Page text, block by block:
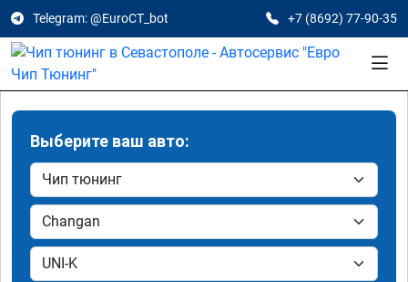
Telegram: @EuroCT_bot +7 (8692) 77-90-35
Выберите ваш авто: